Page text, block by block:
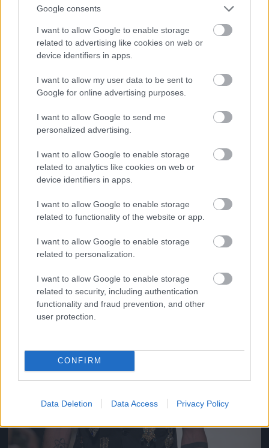
Google consents
I want to allow Google to enable storage
related to advertising like cookies on web or
device identifiers in apps.
I want to allow my user data to be sent to
Google for online advertising purposes.
I want to allow Google to send me
personalized advertising.
I want to allow Google to enable storage
related to analytics like cookies on web or
device identifiers in apps.
I want to allow Google to enable storage
related to functionality of the website or app.
I want to allow Google to enable storage
related to personalization.
I want to allow Google to enable storage
related to security, including authentication
functionality and fraud prevention, and other
user protection.
CONFIRM
Data Deletion Data Access Privacy Policy
Valentim Quaresma következik három modellel.
Fotó: Pedro Gomes / Getty Images Hungary
Jön még kép!